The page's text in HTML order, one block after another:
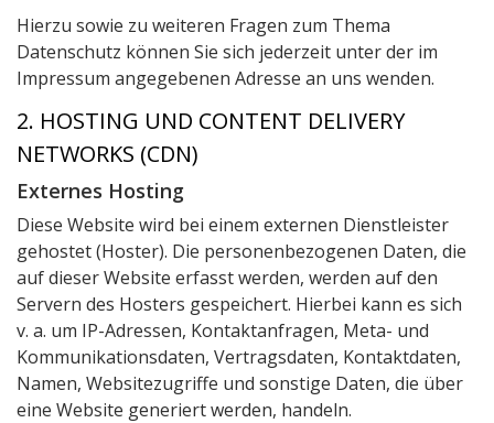
Hierzu sowie zu weiteren Fragen zum Thema
Datenschutz können Sie sich jederzeit unter der im
Impressum angegebenen Adresse an uns wenden.
2. HOSTING UND CONTENT DELIVERY
NETWORKS (CDN)
Externes Hosting
Diese Website wird bei einem externen Dienstleister
gehostet (Hoster). Die personenbezogenen Daten, die
auf dieser Website erfasst werden, werden auf den
Servern des Hosters gespeichert. Hierbei kann es sich
v. a. um IP-Adressen, Kontaktanfragen, Meta- und
Kommunikationsdaten, Vertragsdaten, Kontaktdaten,
Namen, Websitezugriffe und sonstige Daten, die über
eine Website generiert werden, handeln.